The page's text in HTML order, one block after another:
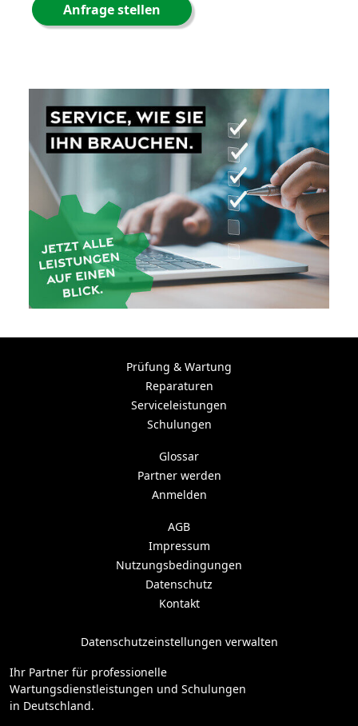
Anfrage stellen
Prüfung & Wartung
Reparaturen
Serviceleistungen
Schulungen
Glossar
Partner werden
Anmelden
AGB
Impressum
Nutzungsbedingungen
Datenschutz
Kontakt
Datenschutzeinstellungen verwalten
Ihr Partner für professionelle
Wartungsdienstleistungen und Schulungen
in Deutschland.